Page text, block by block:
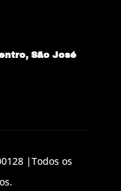
São José
|Todos os